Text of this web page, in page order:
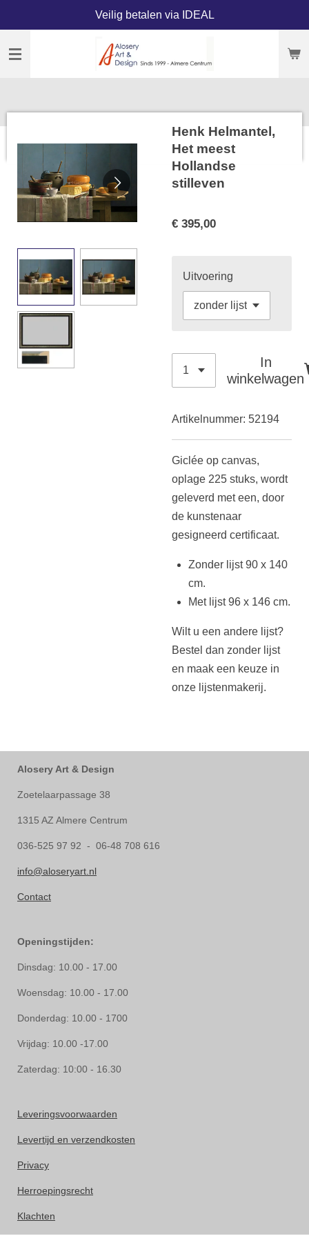
naar
Veilig betalen via IDEAL
Henk Helmantel,
Het meest
Hollandse
stilleven
€ 395,00
Uitvoering
In
winkelwagen
Artikelnummer: 52194
Giclée op canvas,
oplage 225 stuks, wordt
geleverd met een, door
de kunstenaar
gesigneerd certificaat.
Zonder lijst 90 x 140
cm.
Met lijst 96 x 146 cm.
Wilt u een andere lijst?
Bestel dan zonder lijst
en maak een keuze in
onze lijstenmakerij.
Alosery Art & Design
Zoetelaarpassage 38
1315 AZ Almere Centrum
036-525 97 92 - 06-48 708 616
info@aloseryart.nl
Contact
Openingstijden:
Dinsdag: 10.00 - 17.00
Woensdag: 10.00 - 17.00
Donderdag: 10.00 - 1700
Vrijdag: 10.00 -17.00
Zaterdag: 10:00 - 16.30
Leveringsvoorwaarden
Levertijd en verzendkosten
Privacy
Herroepingsrecht
Klachten